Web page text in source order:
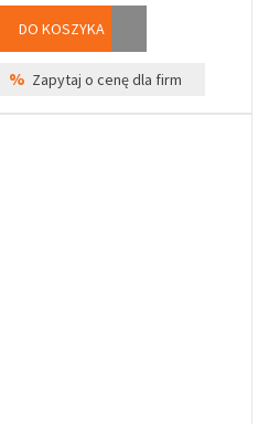
DO KOSZYKA
% Zapytaj o cenę dla firm